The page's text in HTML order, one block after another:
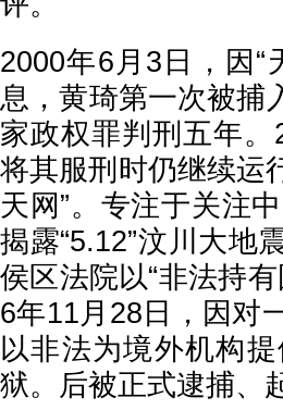
2000年6月3日，因“
息，黄琦第一次被捕
家政权罪判刑五年
将其服刑时仍继续运
天网”。专注于关注
揭露“5.12”汶川大地
侯区法院以“非法持
6年11月28日，因对
以非法为境外机构
狱。后被正式逮捕、